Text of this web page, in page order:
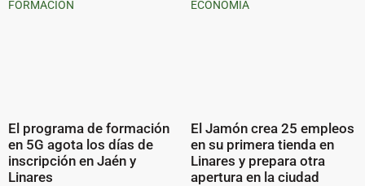
FORMACIÓN
El programa de formación
en 5G agota los días de
inscripción en Jaén y
Linares
ECONOMÍA
El Jamón crea 25 empleos
en su primera tienda en
Linares y prepara otra
apertura en la ciudad